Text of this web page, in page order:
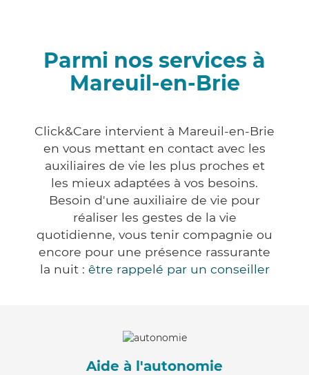
Parmi nos services à
Mareuil-en-Brie
Click&Care intervient à Mareuil-en-Brie
en vous mettant en contact avec les
auxiliaires de vie les plus proches et
les mieux adaptées à vos besoins.
Besoin d'une auxiliaire de vie pour
réaliser les gestes de la vie
quotidienne, vous tenir compagnie ou
encore pour une présence rassurante
la nuit : être rappelé par un conseiller
Aide à l'autonomie